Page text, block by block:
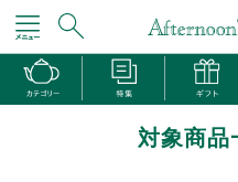
対象商品